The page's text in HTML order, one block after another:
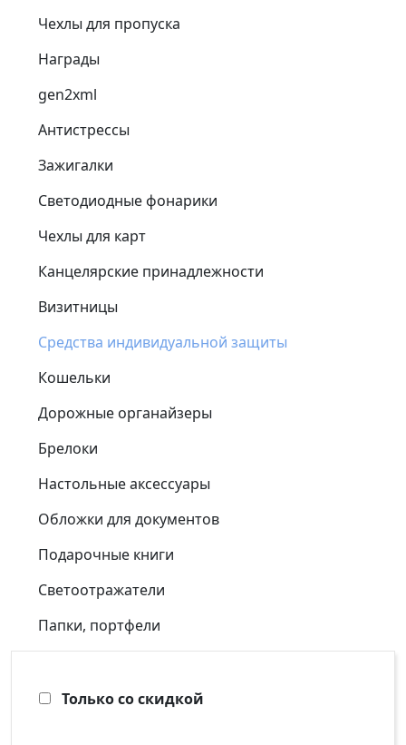
Чехлы для пропуска
Награды
gen2xml
Антистрессы
Зажигалки
Светодиодные фонарики
Чехлы для карт
Канцелярские принадлежности
Визитницы
Средства индивидуальной защиты
Кошельки
Дорожные органайзеры
Брелоки
Настольные аксессуары
Обложки для документов
Подарочные книги
Светоотражатели
Папки, портфели
Только со скидкой